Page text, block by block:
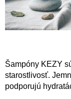
Šampóny KEZY
starostlivosť.
podporujú